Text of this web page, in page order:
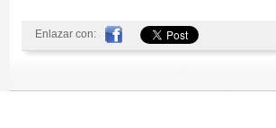
Enlazar con: